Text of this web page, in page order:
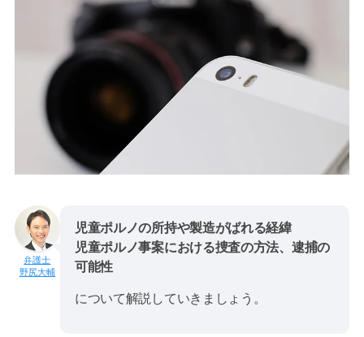
野尻大輔
児童ポルノの所持や製造がばれる経緯
児童ポルノ事案における捜査の方法、逮捕の
可能性
について解説していきましょう。